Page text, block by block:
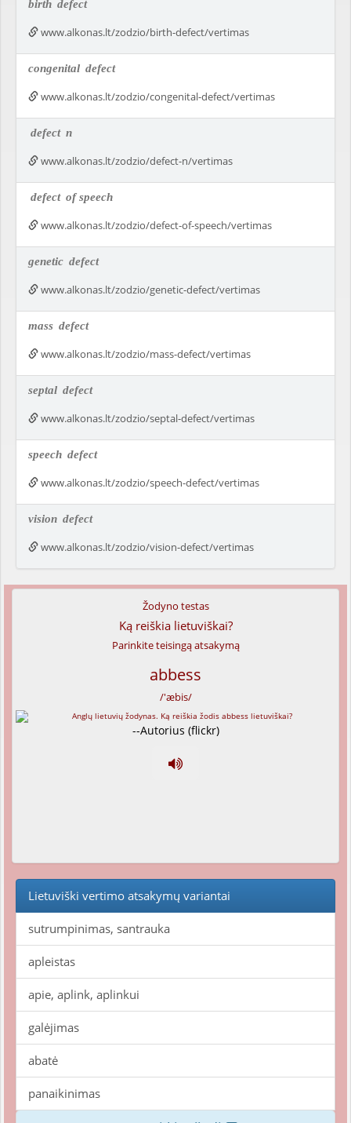
birth defect
www.alkonas.lt/zodzio/birth-defect/vertimas
congenital defect
www.alkonas.lt/zodzio/congenital-defect/vertimas
defect n
www.alkonas.lt/zodzio/defect-n/vertimas
defect of speech
www.alkonas.lt/zodzio/defect-of-speech/vertimas
genetic defect
www.alkonas.lt/zodzio/genetic-defect/vertimas
mass defect
www.alkonas.lt/zodzio/mass-defect/vertimas
septal defect
www.alkonas.lt/zodzio/septal-defect/vertimas
speech defect
www.alkonas.lt/zodzio/speech-defect/vertimas
vision defect
www.alkonas.lt/zodzio/vision-defect/vertimas
Žodyno testas
Ką reiškia lietuviškai?
Parinkite teisingą atsakymą
abbess
/'æbis/
--Autorius (flickr)
Lietuviški vertimo atsakymų variantai
sutrumpinimas, santrauka
apleistas
apie, aplink, aplinkui
galėjimas
abatė
panaikinimas